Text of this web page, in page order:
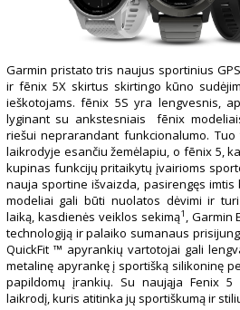
Garmin pristato tris naujus sportinius
ir fēnix 5X skirtus skirtingo kūno
ieškotojams. fēnix 5S yra lengvesnis,
lyginant su ankstesniais fēnix
riešui neprarandant funkcionalumo.
laikrodyje esančiu žemėlapiu, o fēnix 5,
kupinas funkcijų pritaikytų įvairioms
nauja sportine išvaizda, pasirengęs
modeliai gali būti nuolatos dėvimi ir
laiką, kasdienės veiklos sekimą1 , Garmin
technologiją ir palaiko sumanaus
QuickFit ™ apyrankių vartotojai gali
metalinę apyrankę į sportišką silikoninę
papildomų įrankių. Su naująja Fenix
laikrodį, kuris atitinka jų sportiškumą ir